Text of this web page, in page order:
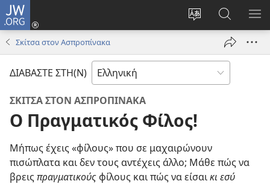
JW.ORG
Αλλαγή
γλώσσας
ιστότοπου
Σύνδεση
(ανοίγει
παράθυρο)
στο
JW.ORG
Σκίτσα στον Ασπροπίνακα
ΔΙΑΒΑΣΤΕ ΣΤΗ(Ν)
ΣΚΙΤΣΑ ΣΤΟΝ ΑΣΠΡΟΠΙΝΑΚΑ
Ο Πραγματικός Φίλος!
Μήπως έχεις «φίλους» που σε μαχαιρώνουν
πισώπλατα και δεν τους αντέχεις άλλο; Μάθε πώς να
βρεις πραγματικούς φίλους και πώς να είσαικι εσύ